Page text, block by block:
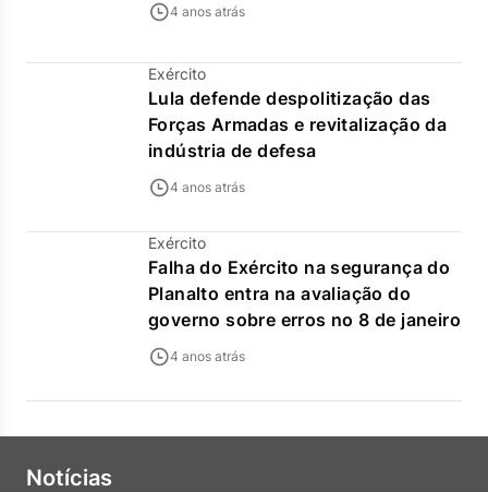
4 anos atrás
Exército
Lula defende despolitização das
Forças Armadas e revitalização da
indústria de defesa
4 anos atrás
Exército
Falha do Exército na segurança do
Planalto entra na avaliação do
governo sobre erros no 8 de janeiro
4 anos atrás
Notícias